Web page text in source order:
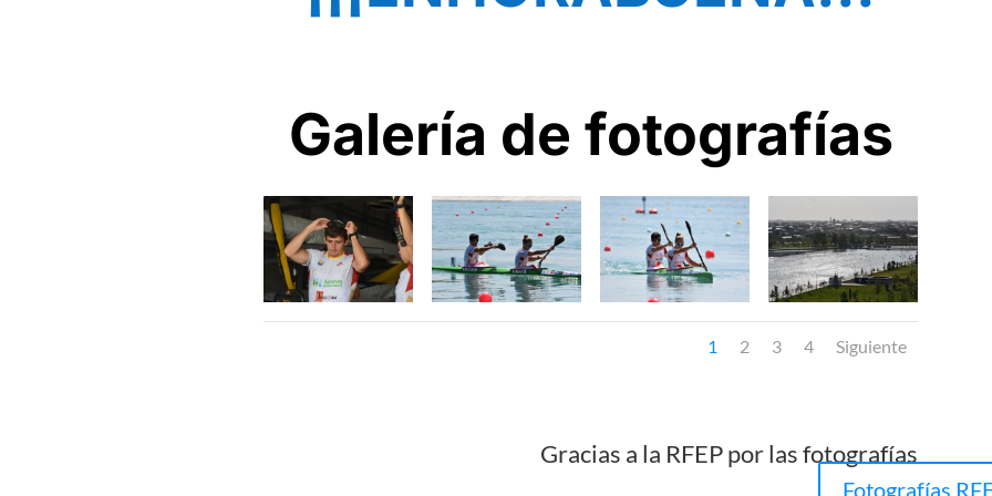
Galería de fotografías
1 2 3 4 Siguiente
Gracias a la RFEP por las fotografías
Fotografías